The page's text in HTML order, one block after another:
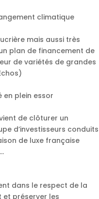
climatique
mais aussi très
plan de financement de
de variétés de grandes
en plein essor
de clôturer un
d’investisseurs conduits
de luxe française
dans le respect de la
et préserver les